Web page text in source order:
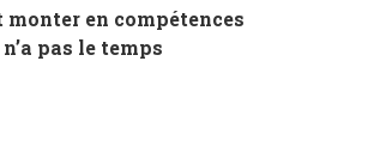
monter en compétences
pas le temps